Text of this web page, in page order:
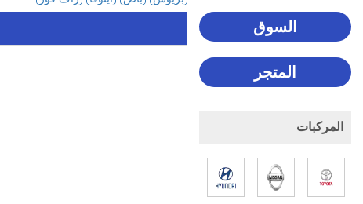
السوق
المتجر
المركبات